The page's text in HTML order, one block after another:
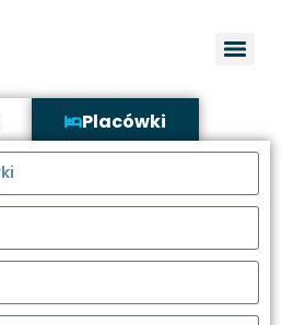
Placówki